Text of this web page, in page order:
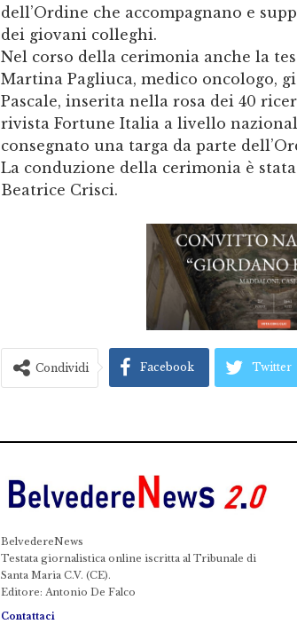
dell’Ordine che accompagnano e
dei giovani colleghi.
Nel corso della cerimonia anche la
Martina Pagliuca, medico oncologo,
Pascale, inserita nella rosa dei 40
rivista Fortune Italia a livello
consegnato una targa da parte
La conduzione della cerimonia è
Beatrice Crisci.
Condividi Facebook Twitter
BelvedereNews
Testata giornalistica online iscritta al Tribunale di
Santa Maria C.V. (CE).
Editore: Antonio De Falco
Contattaci